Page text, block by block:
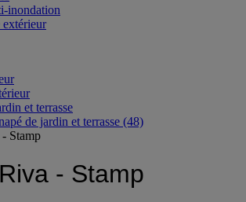
inondation
et terrasse
de jardin et terrasse
- Stamp